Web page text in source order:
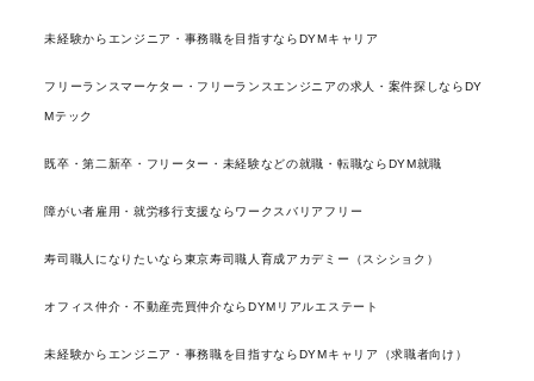
未経験からエンジニア・事務職を目指すならDYMキャリア
フリーランスマーケター・フリーランスエンジニアの求人・案件探しならDY
Mテック
既卒・第二新卒・フリーター・未経験などの就職・転職ならDYM就職
障がい者雇用・就労移行支援ならワークスバリアフリー
寿司職人になりたいなら東京寿司職人育成アカデミー（スシショク）
オフィス仲介・不動産売買仲介ならDYMリアルエステート
未経験からエンジニア・事務職を目指すならDYMキャリア（求職者向け）